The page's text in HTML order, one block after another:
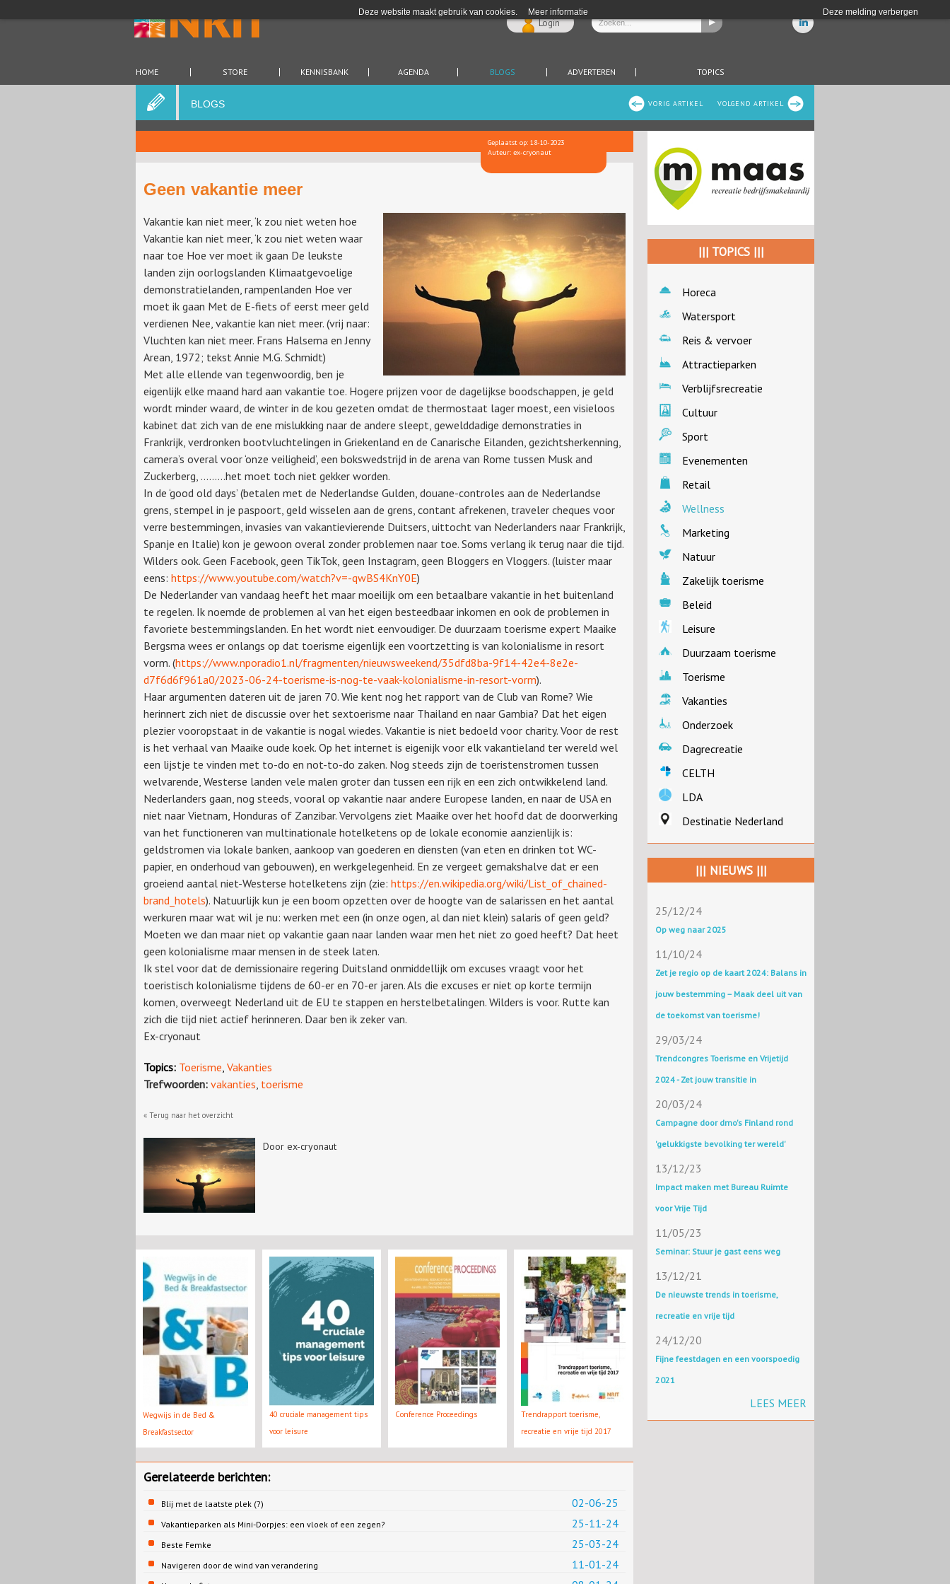
Deze website maakt gebruik van cookies. Meer informatie Deze melding verbergen
Login
HOME STORE KENNISBANK AGENDA BLOGS ADVERTEREN TOPICS
VOLGEND ARTIKEL
VORIG ARTIKEL
BLOGS
Geplaatst op: 18-10-2023
Auteur: ex-cryonaut
Geen vakantie meer
Vakantie kan niet meer, ‘k zou niet weten hoe
Vakantie kan niet meer, ‘k zou niet weten waar
naar toe Hoe ver moet ik gaan De leukste
landen zijn oorlogslanden Klimaatgevoelige
demonstratielanden, rampenlanden Hoe ver
moet ik gaan Met de E-fiets of eerst meer geld
verdienen Nee, vakantie kan niet meer. (vrij naar:
Vluchten kan niet meer. Frans Halsema en Jenny
Arean, 1972; tekst Annie M.G. Schmidt)
Met alle ellende van tegenwoordig, ben je
eigenlijk elke maand hard aan vakantie toe. Hogere prijzen voor de dagelijkse boodschappen, je geld
wordt minder waard, de winter in de kou gezeten omdat de thermostaat lager moest, een visieloos
kabinet dat zich van de ene mislukking naar de andere sleept, gewelddadige demonstraties in
Frankrijk, verdronken bootvluchtelingen in Griekenland en de Canarische Eilanden, gezichtsherkenning,
camera’s overal voor ‘onze veiligheid’, een bokswedstrijd in de arena van Rome tussen Musk and
Zuckerberg, ..…….het moet toch niet gekker worden.
In de ‘good old days’ (betalen met de Nederlandse Gulden, douane-controles aan de Nederlandse
grens, stempel in je paspoort, geld wisselen aan de grens, contant afrekenen, traveler cheques voor
verre bestemmingen, invasies van vakantievierende Duitsers, uittocht van Nederlanders naar Frankrijk,
Spanje en Italie) kon je gewoon overal zonder problemen naar toe. Soms verlang ik terug naar die tijd.
Wilders ook. Geen Facebook, geen TikTok, geen Instagram, geen Bloggers en Vloggers. (luister maar
eens: https://www.youtube.com/watch?v=-qwBS4KnY0E)
De Nederlander van vandaag heeft het maar moeilijk om een betaalbare vakantie in het buitenland
te regelen. Ik noemde de problemen al van het eigen besteedbaar inkomen en ook de problemen in
favoriete bestemmingslanden. En het wordt niet eenvoudiger. De duurzaam toerisme expert Maaike
Bergsma wees er onlangs op dat toerisme eigenlijk een voortzetting is van kolonialisme in resort
vorm. (https://www.nporadio1.nl/fragmenten/nieuwsweekend/35dfd8ba-9f14-42e4-8e2e-
d7f6d6f961a0/2023-06-24-toerisme-is-nog-te-vaak-kolonialisme-in-resort-vorm).
Haar argumenten dateren uit de jaren 70. Wie kent nog het rapport van de Club van Rome? Wie
herinnert zich niet de discussie over het sextoerisme naar Thailand en naar Gambia? Dat het eigen
plezier vooropstaat in de vakantie is nogal wiedes. Vakantie is niet bedoeld voor charity. Voor de rest
is het verhaal van Maaike oude koek. Op het internet is eigenijk voor elk vakantieland ter wereld wel
een lijstje te vinden met to-do en not-to-do zaken. Nog steeds zijn de toeristenstromen tussen
welvarende, Westerse landen vele malen groter dan tussen een rijk en een zich ontwikkelend land.
Nederlanders gaan, nog steeds, vooral op vakantie naar andere Europese landen, en naar de USA en
niet naar Vietnam, Honduras of Zanzibar. Vervolgens ziet Maaike over het hoofd dat de doorwerking
van het functioneren van multinationale hotelketens op de lokale economie aanzienlijk is:
geldstromen via lokale banken, aankoop van goederen en diensten (van eten en drinken tot WC-
papier, en onderhoud van gebouwen), en werkgelegenheid. En ze vergeet gemakshalve dat er een
groeiend aantal niet-Westerse hotelketens zijn (zie: https://en.wikipedia.org/wiki/List_of_chained-
brand_hotels). Natuurlijk kun je een boom opzetten over de hoogte van de salarissen en het aantal
werkuren maar wat wil je nu: werken met een (in onze ogen, al dan niet klein) salaris of geen geld?
Moeten we dan maar niet op vakantie gaan naar landen waar men het niet zo goed heeft? Dat heet
geen kolonialisme maar mensen in de steek laten.
Ik stel voor dat de demissionaire regering Duitsland onmiddellijk om excuses vraagt voor het
toeristisch kolonialisme tijdens de 60-er en 70-er jaren. Als die excuses er niet op korte termijn
komen, overweegt Nederland uit de EU te stappen en herstelbetalingen. Wilders is voor. Rutte kan
zich die tijd niet actief herinneren. Daar ben ik zeker van.
Ex-cryonaut
Topics: Toerisme Vakanties
Trefwoorden: vakanties toerisme
« Terug naar het overzicht
Door ex-cryonaut
Wegwijs in de Bed &
Breakfastsector
40 cruciale management tips
voor leisure
Conference Proceedings
Trendrapport toerisme,
recreatie en vrije tijd 2017
Gerelateerde berichten:
02-06-25
Blij met de laatste plek (?)
25-11-24
Vakantieparken als Mini-Dorpjes: een vloek of een zegen?
25-03-24
Beste Femke
11-01-24
Navigeren door de wind van verandering
||| TOPICS |||
Horeca
Watersport
Reis & vervoer
Attractieparken
Verblijfsrecreatie
Cultuur
Sport
Evenementen
Retail
Wellness
Marketing
Natuur
Zakelijk toerisme
Beleid
Leisure
Duurzaam toerisme
Toerisme
Vakanties
Onderzoek
Dagrecreatie
CELTH
LDA
Destinatie Nederland
||| NIEUWS |||
25/12/24
Op weg naar 2025
11/10/24
Zet je regio op de kaart 2024: Balans in
jouw bestemming – Maak deel uit van
de toekomst van toerisme!
29/03/24
Trendcongres Toerisme en Vrijetijd
2024 - Zet jouw transitie in
20/03/24
Campagne door dmo's Finland rond
'gelukkigste bevolking ter wereld'
13/12/23
Impact maken met Bureau Ruimte
voor Vrije Tijd
11/05/23
Seminar: Stuur je gast eens weg
13/12/21
De nieuwste trends in toerisme,
recreatie en vrije tijd
24/12/20
Fijne feestdagen en een voorspoedig
2021
LEES MEER